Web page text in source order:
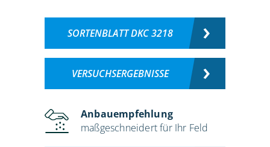
SORTENBLATT DKC 3218
VERSUCHSERGEBNISSE
Anbauempfehlung
maßgeschneidert für Ihr Feld